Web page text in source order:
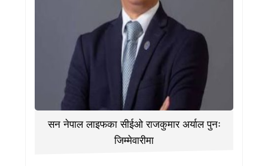
सन नेपाल लाइफका सीईओ राजकुमार अर्याल पुनः
जिम्मेवारीमा